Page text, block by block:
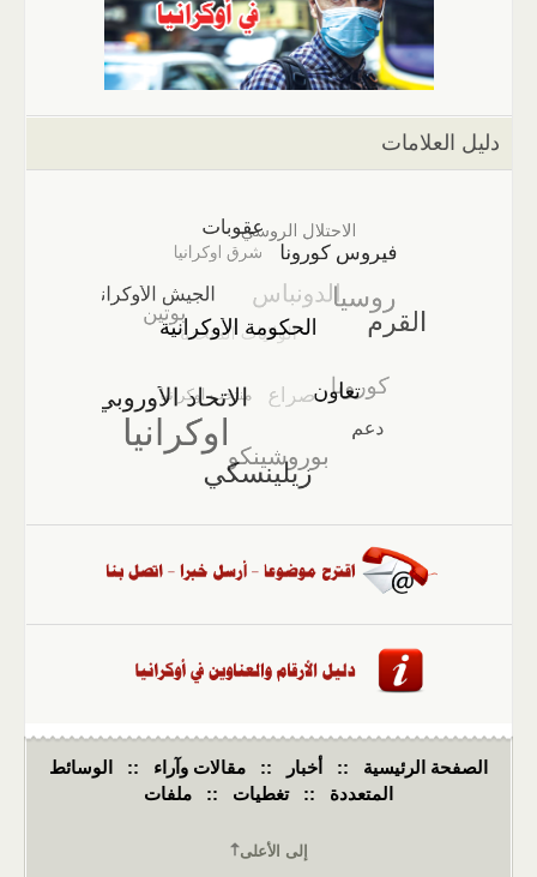
دليل العلامات
الصفحة الرئيسية :: أخبار :: مقالات وآراء ::
الوسائط
المتعددة
:: تغطيات :: ملفات
إلى الأعلى